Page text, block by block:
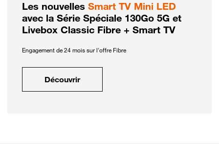
Les nouvelles Smart TV Mini LED
avec la Série Spéciale 130Go 5G et
Livebox Classic Fibre + Smart TV
Engagement de 24 mois sur l'offre Fibre
Découvrir